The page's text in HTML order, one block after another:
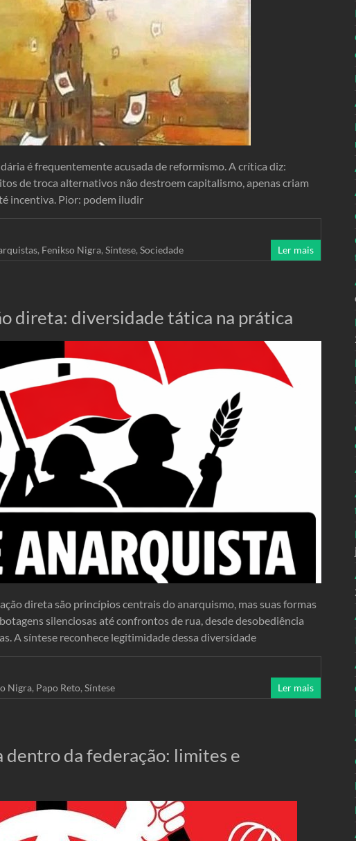
é frequentemente acusada de reformismo. A crítica diz:
de troca alternativos não destroem capitalismo, apenas criam
incentiva. Pior: podem iludir
, Fenikso Nigra, Síntese, Sociedade Ler mais
direta: diversidade tática na prática
direta são princípios centrais do anarquismo, mas suas formas
silenciosas até confrontos de rua, desde desobediência
A síntese reconhece legitimidade dessa diversidade
Nigra, Papo Reto, Síntese Ler mais
da federação: limites e